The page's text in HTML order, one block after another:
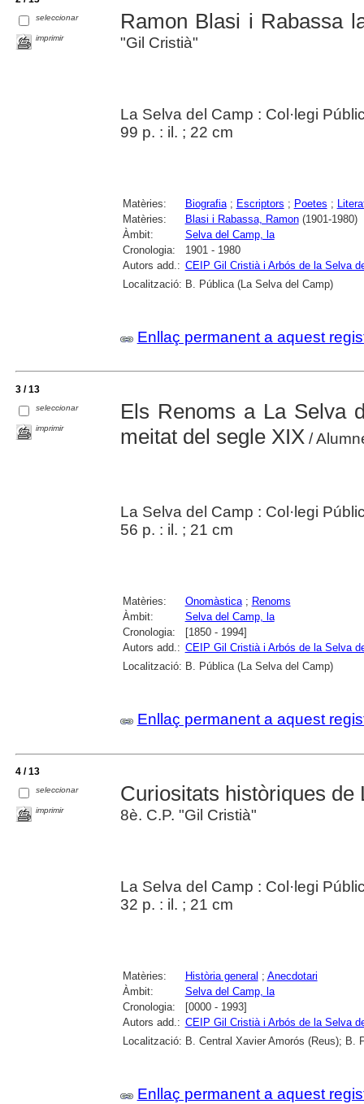
seleccionar
imprimir
Ramon Blasi i Rabassa
"Gil Cristià"
La Selva del Camp : Col·legi
99 p. : il. ; 22 cm
Matèries: Biografia; Escriptors ; Poetes ;
Matèries:
Blasi i Rabassa, Ramon(1901-1980)
Àmbit:
Selva del Camp, la
Cronologia:
1901 - 1980
Autors add.: CEIP Gil Cristià i Arbós de la Selva
Localització: B. Pública (La Selva del Camp)
Enllaç permanent a aquest
3 / 13
seleccionar
imprimir
Els Renoms a La Selva
meitat del segle XIX /
La Selva del Camp : Col·legi
56 p. : il. ; 21 cm
Matèries: Onomàstica; Renoms
Àmbit:
Selva del Camp, la
Cronologia:
[1850 - 1994]
Autors add.: CEIP Gil Cristià i Arbós de la Selva
Localització: B. Pública (La Selva del Camp)
Enllaç permanent a aquest
4 / 13
seleccionar
imprimir
Curiositats històriques de
8è. C.P. "Gil Cristià"
La Selva del Camp : Col·legi
32 p. : il. ; 21 cm
Matèries: Història general ; Anecdotari
Àmbit:
Selva del Camp, la
Cronologia:
[0000 - 1993]
Autors add.: CEIP Gil Cristià i Arbós de la Selva
Localització: B. Central Xavier Amorós (Reus); B.
Enllaç permanent a aquest